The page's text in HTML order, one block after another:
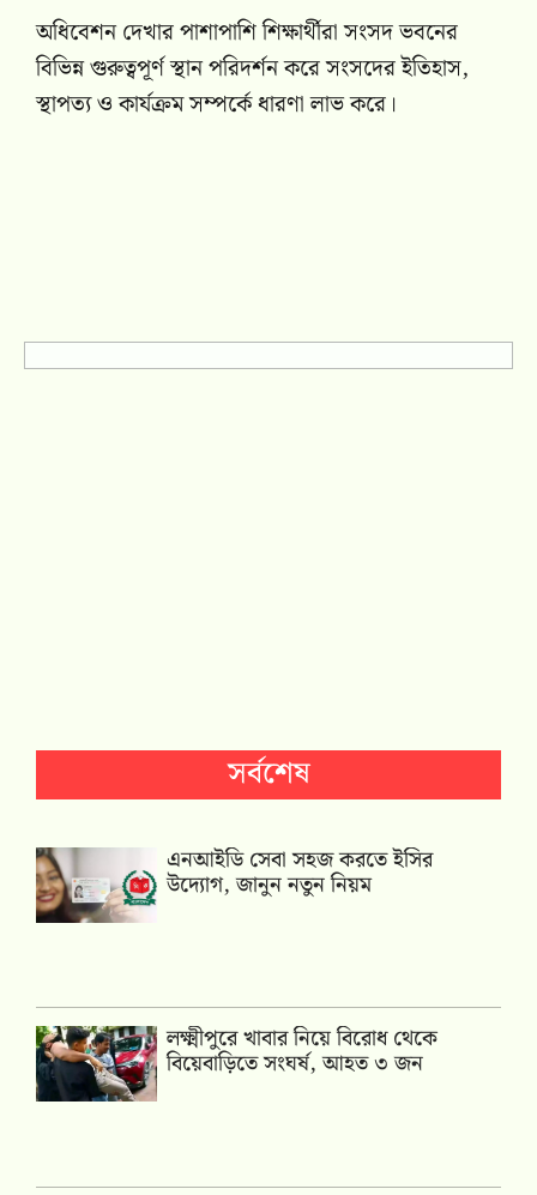
অধিবেশন দেখার পাশাপাশি শিক্ষার্থীরা সংসদ ভবনের
বিভিন্ন গুরুত্বপূর্ণ স্থান পরিদর্শন করে সংসদের ইতিহাস,
স্থাপত্য ও কার্যক্রম সম্পর্কে ধারণা লাভ করে।
সর্বশেষ
এনআইডি সেবা সহজ করতে ইসির
উদ্যোগ, জানুন নতুন নিয়ম
লক্ষ্মীপুরে খাবার নিয়ে বিরোধ থেকে
বিয়েবাড়িতে সংঘর্ষ, আহত ৩ জন